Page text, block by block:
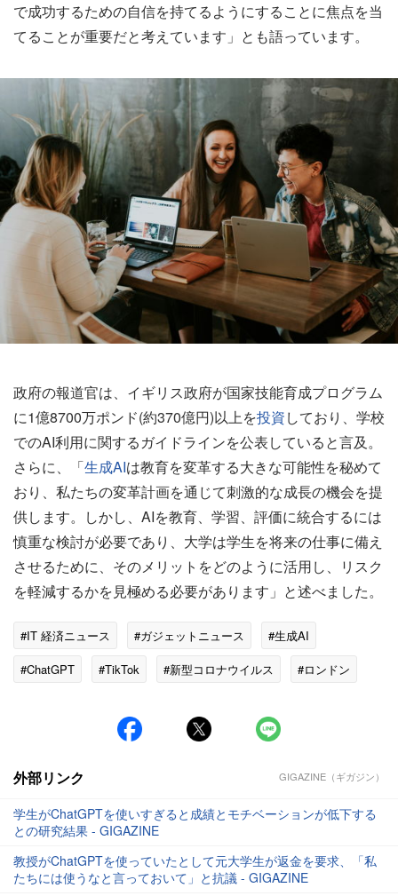
で成功するための自信を持てるようにすることに焦点を当
てることが重要だと考えています」とも語っています。
政府の報道官は、イギリス政府が国家技能育成プログラム
に1億8700万ポンド(約370億円)以上を投資しており、学校
でのAI利用に関するガイドラインを公表していると言及。
さらに、「生成AIは教育を変革する大きな可能性を秘めて
おり、私たちの変革計画を通じて刺激的な成長の機会を提
供します。しかし、AIを教育、学習、評価に統合するには
慎重な検討が必要であり、大学は学生を将来の仕事に備え
させるために、そのメリットをどのように活用し、リスク
を軽減するかを見極める必要があります」と述べました。
#IT 経済ニュース #ガジェットニュース
#生成AI
#ChatGPT
#TikTok #新型コロナウイルス
#ロンドン
外部リンク GIGAZINE（ギガジン）
学生がChatGPTを使いすぎると成績とモチベーションが低下する
との研究結果 - GIGAZINE
教授がChatGPTを使っていたとして元大学生が返金を要求、「私
たちには使うなと言っておいて」と抗議 - GIGAZINE